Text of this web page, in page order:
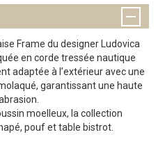
Frame du designer Ludovica
en corde tressée nautique
adaptée à l’extérieur avec une
garantissant une haute
moelleux, la collection
pouf et table bistrot.